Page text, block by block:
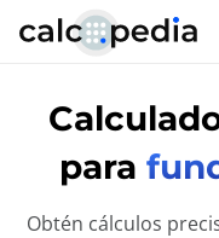
para
Obtén cálculos